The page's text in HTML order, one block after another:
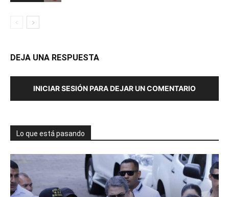
DEJA UNA RESPUESTA
INICIAR SESIÓN PARA DEJAR UN COMENTARIO
Lo que está pasando